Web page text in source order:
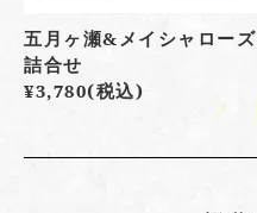
五月ヶ瀬&メイシャローズ
詰合せ
¥3,780(税込)